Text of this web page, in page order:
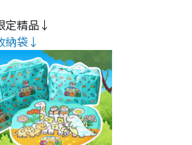
定精品↓
納袋↓